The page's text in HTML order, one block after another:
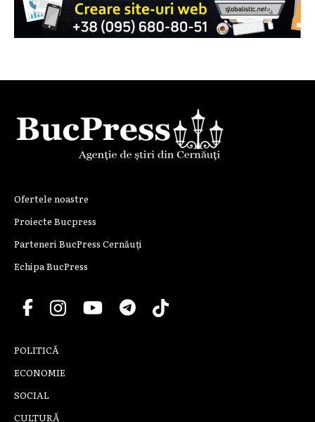
Ofertele noastre
Proiecte Bucpress
Parteneri BucPress Cernăuți
Echipa BucPress
POLITICĂ
ECONOMIE
SOCIAL
CULTURĂ